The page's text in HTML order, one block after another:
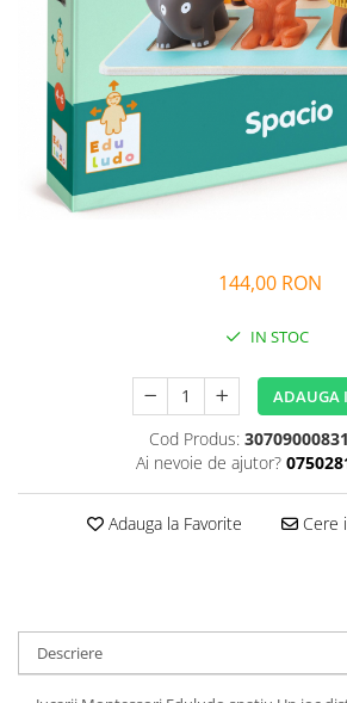
Alfabet si matematica
Jocuri de memorie si inteligenta
Seria Lectia de sanatate
Editura Litera
Editura Galaxia Copiilor
Colectia PIXI
Pisicile Războinice
Colectia Pia Papadia
144,00 RON
IN STOC
ADAUGA
Cod Produs:
Ai nevoie de ajutor?
Adauga la Favorite Cere
Descriere